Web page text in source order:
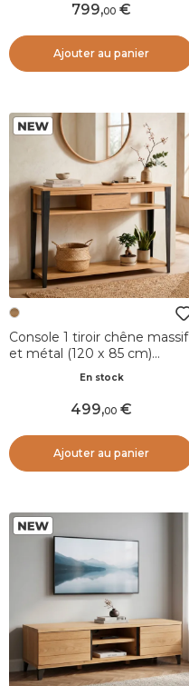
799,00
Ajouter au panier
Console 1 tiroir chêne massif
et métal (120 x 85 cm)
Bristol NaturelEn stock
499,00
Ajouter au panier